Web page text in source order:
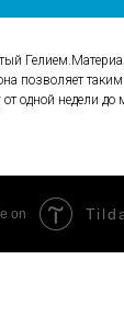
позволяет
одной недели до
on